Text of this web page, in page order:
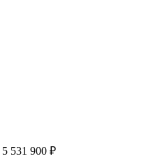
5 531 900 ₽